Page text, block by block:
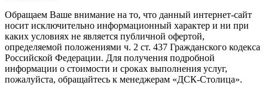
Обращаем Ваше внимание на то, что данный интернет-сайт
носит исключительно информационный характер и ни при
каких условиях не является публичной офертой,
определяемой положениями ч. 2 ст. 437 Гражданского кодекса
Российской Федерации. Для получения подробной
информации о стоимости и сроках выполнения услуг,
пожалуйста, обращайтесь к менеджерам «ДСК-Столица».